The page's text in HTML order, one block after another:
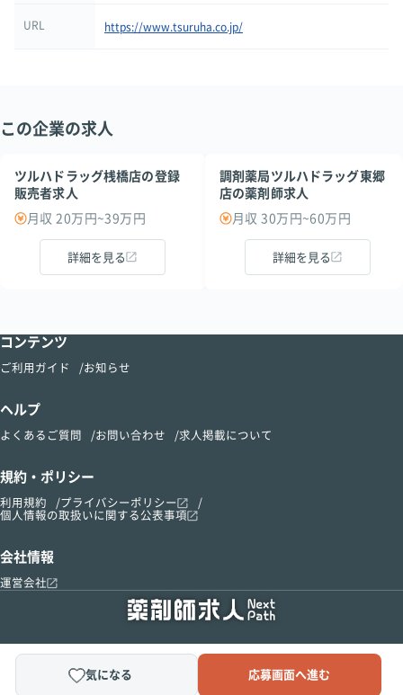
URL https://www.tsuruha.co.jp/
この企業の求人
ツルハドラッグ桟橋店の登録
販売者求人
月収 20万円~39万円
詳細を見る
調剤薬局ツルハドラッグ東郷
店の薬剤師求人
月収 30万円~60万円
詳細を見る
気になる 応募画面へ進む
コンテンツ
ご利用ガイド お知らせ
ヘルプ
よくあるご質問 お問い合わせ 求人掲載について
規約・ポリシー
利用規約
プライバシーポリシー
個人情報の取扱いに関する公表事項
会社情報
運営会社